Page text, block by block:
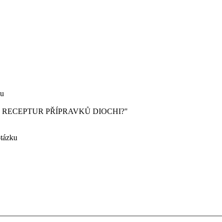
"KDO JE TVŮRCEM RECEPTUR PŘÍPRAVKŮ DIOCHI?"